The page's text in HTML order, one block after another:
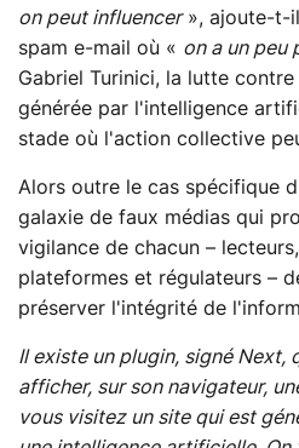
on peut influencer», ajoute-t-
spam e-mail où « on a un peu
Gabriel Turinici, la lutte
générée par l'intelligence
stade où l'action collective
Alors outre le cas spécifique
galaxie de faux médias qui
vigilance de chacun –
plateformes et régulateurs –
préserver l'intégrité de
Il existe un plugin, signé Next,
afficher, sur son navigateur,
vous visitez un site qui est